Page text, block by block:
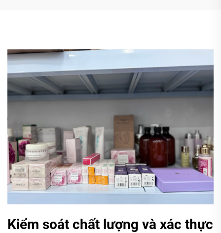
Kiểm soát chất lượng và xác thực